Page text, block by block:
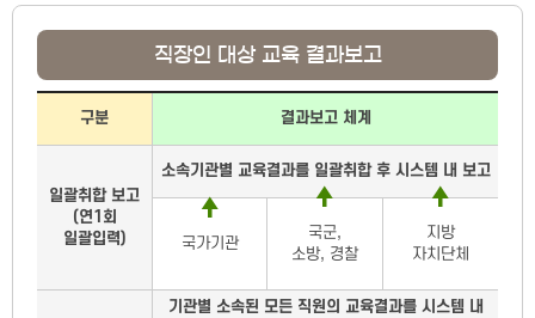
직장인 대상 교육 결과보고
구분 결과보고 체계
일괄취합 보고
(연1회
일괄입력)
소속기관별 교육결과를 일괄취합 후 시스템 내 보고
국가기관
국군,
소방, 경찰
지방
자치단체
기관별 소속된 모든 직원의 교육결과를 시스템 내